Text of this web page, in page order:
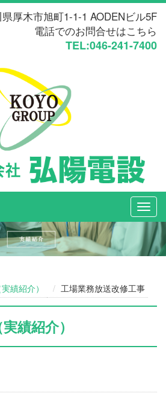
厚木市旭町1-1-1 AODENビル5F
電話でのお問合せはこちら
TEL:046-241-7400
実績紹介） 工場業務放送改修工事
実績紹介）